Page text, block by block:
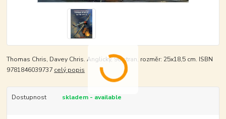
Thomas Chris, Davey Chris. Anglicky, 96 stran, rozměr: 25x18,5 cm. ISBN
9781846039737 celý popis
Dostupnost skladem - available